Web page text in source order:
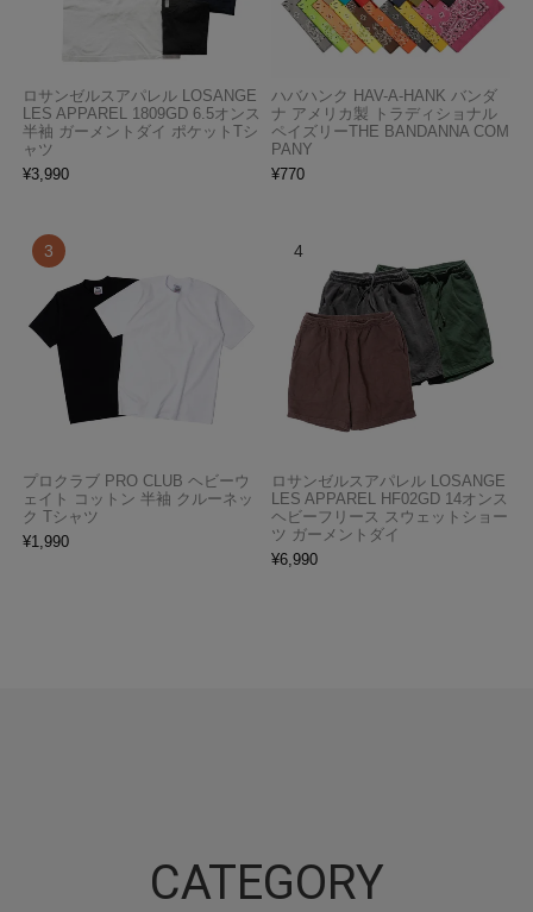
ロサンゼルスアパレル LOSANGE
LES APPAREL 1809GD 6.5オンス
半袖 ガーメントダイ ポケットTシ
ャツ
¥3,990
ハバハンク HAV-A-HANK バンダ
ナ アメリカ製 トラディショナル
ペイズリーTHE BANDANNA COM
PANY
¥770
プロクラブ PRO CLUB ヘビーウ
ェイト コットン 半袖 クルーネッ
ク Tシャツ
¥1,990
ロサンゼルスアパレル LOSANGE
LES APPAREL HF02GD 14オンス
ヘビーフリース スウェットショー
ツ ガーメントダイ
¥6,990
CATEGORY